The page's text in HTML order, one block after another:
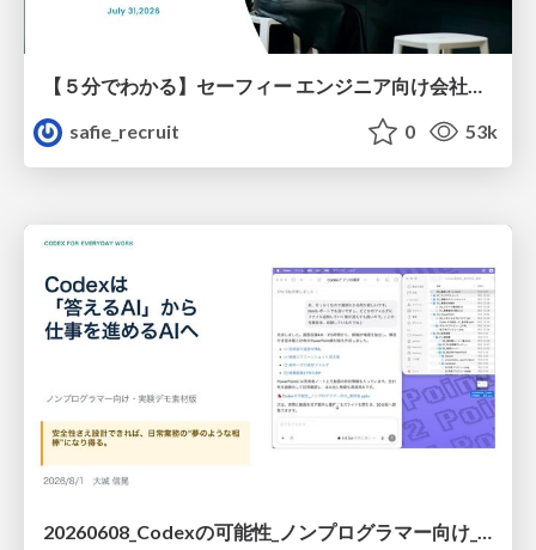
【５分でわかる】セーフィー エンジニア向け会社紹介
safie_recruit
0 53k